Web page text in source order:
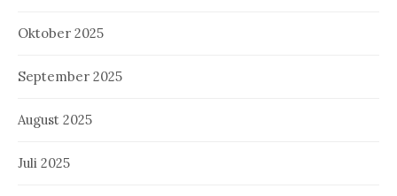
Oktober 2025
September 2025
August 2025
Juli 2025